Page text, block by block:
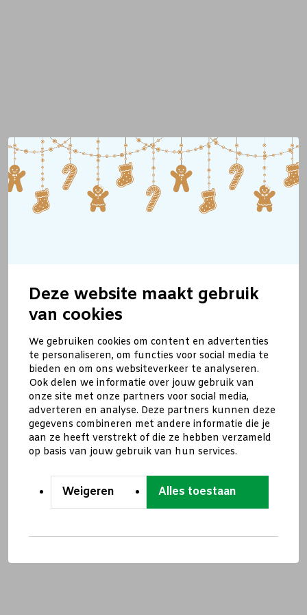
Deze website maakt gebruik
van cookies
We gebruiken cookies om content en advertenties
te personaliseren, om functies voor social media te
bieden en om ons websiteverkeer te analyseren.
Ook delen we informatie over jouw gebruik van
onze site met onze partners voor social media,
adverteren en analyse. Deze partners kunnen deze
gegevens combineren met andere informatie die je
aan ze heeft verstrekt of die ze hebben verzameld
op basis van jouw gebruik van hun services.
Weigeren Alles toestaan